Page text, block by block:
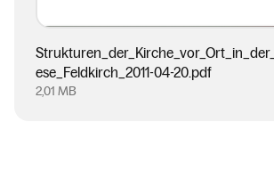
ese_Feldkirch_2011-04-20.pdf
2,01 MB